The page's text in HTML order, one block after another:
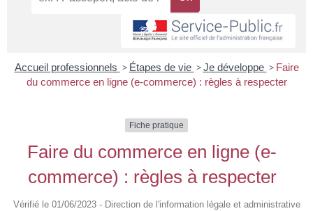
Accueil professionnels > Étapes de vie > Je développe > Faire
du commerce en ligne (e-commerce) : règles à respecter
Fiche pratique
Faire du commerce en ligne (e-
commerce) : règles à respecter
Vérifié le 01/06/2023 - Direction de l'information légale et administrative